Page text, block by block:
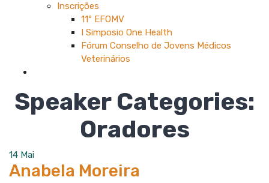
Inscrições
11º EFOMV
I Simposio One Health
Fórum Conselho de Jovens Médicos
Veterinários
Speaker Categories:
Oradores
14 Mai
Anabela Moreira